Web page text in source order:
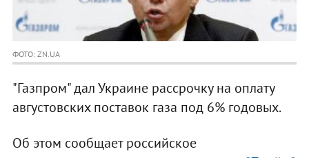
ФОТО: ZN.UA
"Газпром" дал Украине рассрочку на оплату
августовских поставок газа под 6% годовых.
Об этом сообщает российское